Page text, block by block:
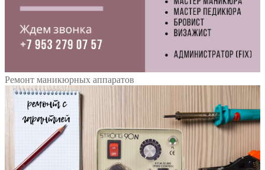
Ремонт маникюрных аппаратов